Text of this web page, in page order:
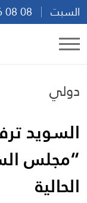
السبت
21:33
دولي
السويد
“مجلس
الحالية